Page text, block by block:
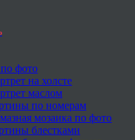
фото
на холсте
маслом
по номерам
мозаика по фото
блестками